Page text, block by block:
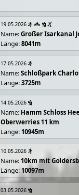
19.05.2026
Name:Großer Isarkanal
Länge:8041m
17.05.2026
Name:Schloßpark
Länge:3725m
14.05.2026
Name: Hamm Schloss
Oberwerries 11 km
Länge: 10945m
10.05.2026
Name: 10km mit
Länge: 10097m
03.05.2026